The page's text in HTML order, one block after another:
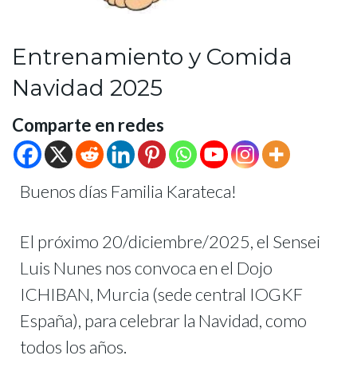
Entrenamiento y Comida
Navidad 2025
Comparte en redes
Buenos días Familia Karateca!
El próximo 20/diciembre/2025, el Sensei
Luis Nunes nos convoca en el Dojo
ICHIBAN, Murcia (sede central IOGKF
España), para celebrar la Navidad, como
todos los años.